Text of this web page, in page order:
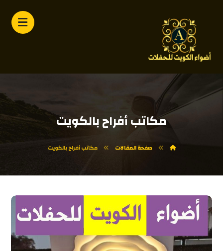
مكاتب أفراح بالكويت
صفحة المقالات مكاتب أفراح بالكويت